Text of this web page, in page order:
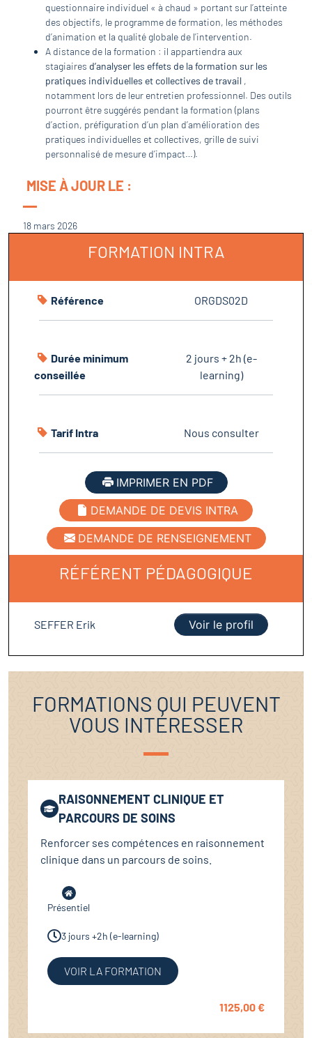
questionnaire individuel « à chaud » portant sur l’atteinte
des objectifs, le programme de formation, les méthodes
d’animation et la qualité globale de l’intervention.
A distance de la formation : il appartiendra aux
stagiaires d’analyser les effets de la formation sur les
pratiques individuelles et collectives de travail ,
notamment lors de leur entretien professionnel. Des outils
pourront être suggérés pendant la formation (plans
d’action, préfiguration d’un plan d’amélioration des
pratiques individuelles et collectives, grille de suivi
personnalisé de mesure d’impact…).
MISE À JOUR LE :
18 mars 2026
FORMATION INTRA
Référence ORGDS02D
Durée minimum
conseillée
2 jours + 2h (e-
learning)
Tarif Intra Nous consulter
IMPRIMER EN PDF
DEMANDE DE DEVIS INTRA
DEMANDE DE RENSEIGNEMENT
RÉFÉRENT PÉDAGOGIQUE
SEFFER Erik Voir le profil
FORMATIONS QUI PEUVENT
VOUS INTÉRESSER
RAISONNEMENT CLINIQUE ET
PARCOURS DE SOINS
Renforcer ses compétences en raisonnement
clinique dans un parcours de soins.
Présentiel
3 jours +2h (e-learning)
VOIR LA FORMATION
1125,00€